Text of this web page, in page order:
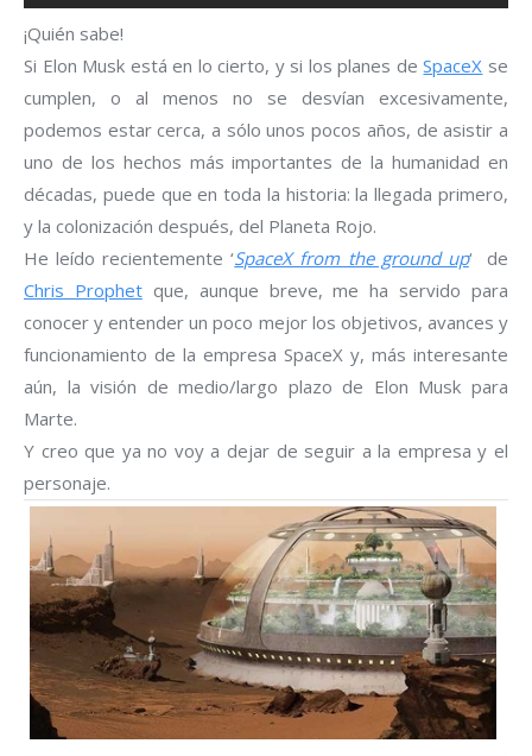
¡Quién sabe!
Si Elon Musk está en lo cierto, y si los planes deSpaceX se
cumplen, o al menos no se desvían excesivamente,
podemos estar cerca, a sólo unos pocos años, de asistir a
uno de los hechos más importantes de la humanidad en
décadas, puede que en toda la historia: la llegada primero,
y la colonización después, del Planeta Rojo.
He leído recientemente ‘SpaceX from the ground up‘ de
Chris Prophetque, aunque breve, me ha servido para
conocer y entender un poco mejor los objetivos, avances y
funcionamiento de la empresa SpaceX y, más interesante
aún, la visión de medio/largo plazo de Elon Musk para
Marte.
Y creo que ya no voy a dejar de seguir a la empresa y el
personaje.